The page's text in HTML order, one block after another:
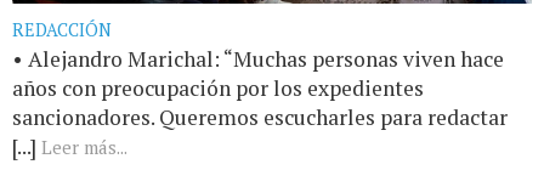
REDACCIÓN
• Alejandro Marichal: “Muchas personas viven hace
años con preocupación por los expedientes
sancionadores. Queremos escucharles para redactar
[...] Leer más...